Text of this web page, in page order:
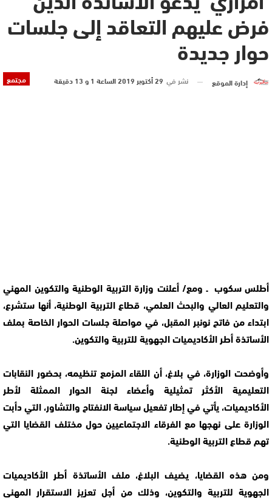
فرض عليهم التعاقد إلى جلسات
حوار جديدة
مجتمع إدارة الموقع نشر في 29 أكتوبر 2019 الساعة 1 و 13 دقيقة
أطلس سكوب ـ ومع/ أعلنت وزارة التربية الوطنية والتكوين المهني
والتعليم العالي والبحث العلمي، قطاع التربية الوطنية، أنها ستشرع،
ابتداء من فاتح نونبر المقبل، في مواصلة جلسات الحوار الخاصة بملف
الأساتذة أطر الأكاديميات الجهوية للتربية والتكوين.
وأوضحت الوزارة، في بلاغ، أن اللقاء المزمع تنظيمه، بحضور النقابات
التعليمية الأكثر تمثيلية وأعضاء لجنة الحوار الممثلة لأطر
الأكاديميات، يأتي في إطار تفعيل سياسة الانفتاح والتشاور، التي دأبت
الوزارة على نهجها مع الفرقاء الاجتماعيين حول مختلف القضايا التي
تهم قطاع التربية الوطنية.
ومن هذه القضايا، يضيف البلاغ، ملف الأساتذة أطر الأكاديميات
الجهوية للتربية والتكوين، وذلك من أجل تعزيز الاستقرار المهني